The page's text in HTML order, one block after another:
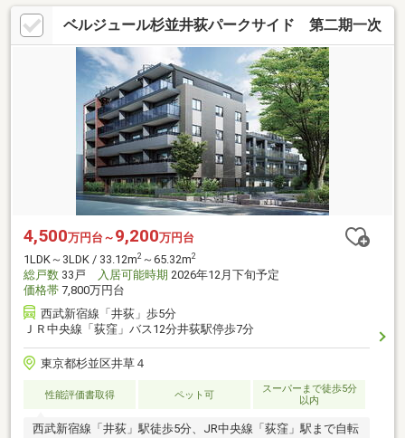
ベルジュール杉並井荻パークサイド 第二期一次
4,500万円台～ 9,200万円台
1LDK～3LDK / 33.12m2 ～65.32m2
総戸数 33戸 入居可能時期 2026年12月下旬予定
価格帯 7,800万円台
西武新宿線「井荻」歩5分
ＪＲ中央線「荻窪」バス12分井荻駅停歩7分
東京都杉並区井草４
性能評価書取得 ペット可
スーパーまで徒歩5分
以内
西武新宿線「井荻」駅徒歩5分、JR中央線「荻窪」駅まで自転